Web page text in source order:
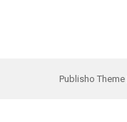
Publisho Theme